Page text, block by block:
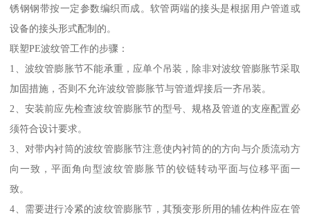
锈钢钢带按一定参数编织而成。软管两端的接头是根据用户管道或
设备的接头形式配制的。
联塑PE波纹管工作的步骤：
1、波纹管膨胀节不能承重，应单个吊装，除非对波纹管膨胀节采取
加固措施，否则不允许波纹管膨胀节与管道焊接后一齐吊装。
2、安装前应先检查波纹管膨胀节的型号、规格及管道的支座配置必
须符合设计要求。
3、对带内衬筒的波纹管膨胀节注意使内衬筒的的方向与介质流动方
向一致，平面角向型波纹管膨胀节的铰链转动平面与位移平面一
致。
4、需要进行冷紧的波纹管膨胀节，其预变形所用的辅佐构件应在管